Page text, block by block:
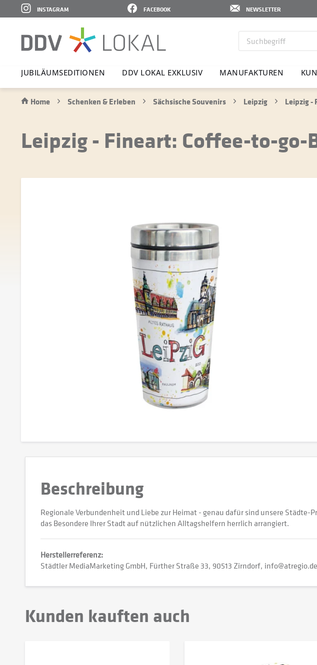
NEWSLETTER
FACEBOOK
INSTAGRAM
JUBI­LÄ­UMS­E­DI­TIONEN DDV LOKAL EXKLUSIV MANU­FAK­TUREN
Home Schenken & Erleben Sächsische Souvenirs Leipzig Leipzig -
Leipzig - Fineart: Coffee-to-go-
Beschreibung
Regionale Verbundenheit und Liebe zur Heimat - genau dafür sind unsere
das Besondere Ihrer Stadt auf nützlichen Alltagshelfern herrlich arrangiert.
Herstellerreferenz:
Städtler MediaMarketing GmbH Fürther Straße 33 90513 Zirndorf info@atregio.de
Kunden kauften auch